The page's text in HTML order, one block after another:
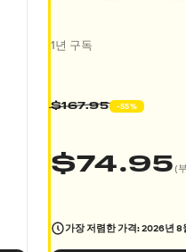
1년 구독
$167.95 -55%
$74.95 (
가장 저렴한 가격:2026년 8